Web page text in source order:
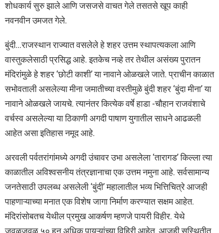
शोधकार्य सुरु झाले आणि जसजसे वाचत गेले तसतसे खूप काही
नवनवीन उमजत गेले.
बुंदी…राजस्थान राज्यात वसलेले हे शहर उत्तम स्थापत्यकला आणि
वास्तुकलेसाठी प्रसिद्ध आहे. इतकेच नव्हे तर तेथील असंख्य पुरातन
मंदिरांमुळे हे शहर ‘छोटी काशी’ या नावाने ओळखले जाते. प्राचीन काळात
सभोवताली असलेल्या मीना जमातीच्या वस्तीमुळे बुंदी शहर ‘बुंदा मीना’ या
नावाने ओळखले जायचे. त्यानंतर कित्येक वर्षे हाडा -चौहान राजवंशाचे
वर्चस्व असलेल्या या ठिकाणी अगदी पाषाण युगातील साधने आढळली
आहेत असा इतिहास नमूद आहे.
अरवली पर्वतरांगांमध्ये अगदी उंचावर उभा असलेला ‘तारागड’ किल्ला त्या
काळातील अविश्वसनीय तंत्रज्ञानाचा एक उत्तम नमुना आहे. सर्वसामान्य
जनतेसाठी उपलब्ध असलेली ‘बुंदी’ महालातील भव्य भित्तिचित्रे आजही
पाहणाऱ्याच्या मनात एक विशेष जागा निर्माण करण्यात सक्षम आहेत.
मंदिरांसोबतच येथील प्रमुख आकर्षण म्हणजे पायरी विहीर. येथे